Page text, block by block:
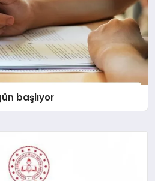
başlıyor